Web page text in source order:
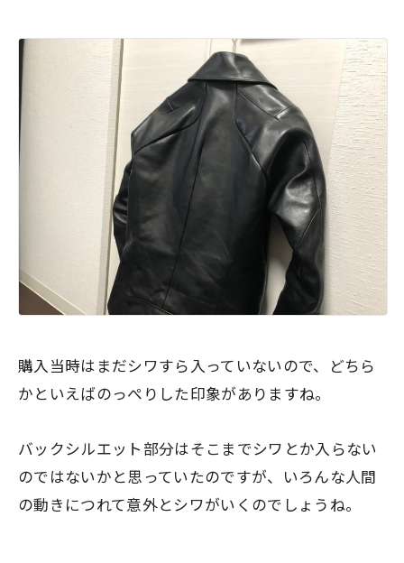
購入当時はまだシワすら入っていないので、どちら
かといえばのっぺりした印象がありますね。
バックシルエット部分はそこまでシワとか入らない
のではないかと思っていたのですが、いろんな人間
の動きにつれて意外とシワがいくのでしょうね。